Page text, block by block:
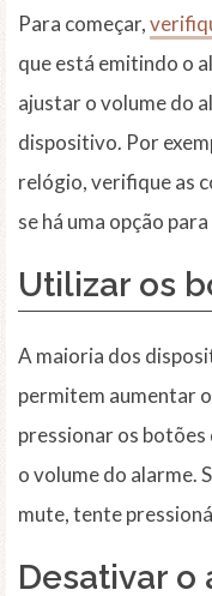
Para começar,
que está emitindo o
ajustar o volume do
dispositivo. Por
relógio, verifique as
se há uma opção
Utilizar os
A maioria dos
permitem aumentar
pressionar os botões
o volume do alarme.
mute, tente
Desativar o